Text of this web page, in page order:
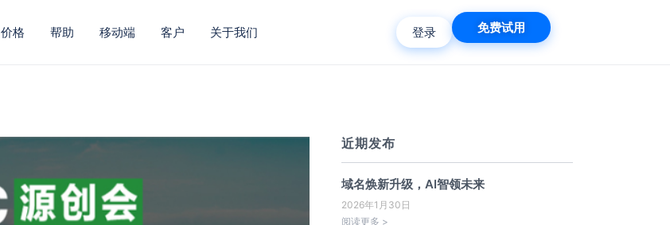
价格 帮助 移动端 客户 关于我们 登录 免费试用
近期发布
域名焕新升级，AI智领未来
2026年1月30日
阅读更多 >